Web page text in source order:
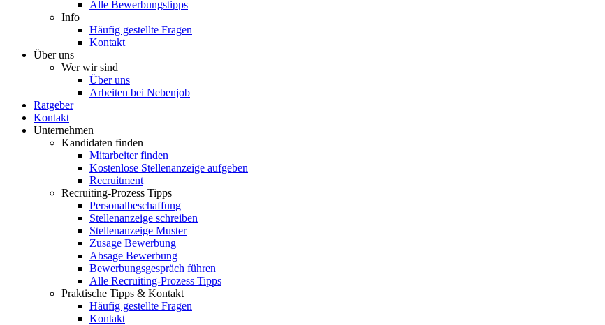
Alle Bewerbungstipps
Info
Häufig gestellte Fragen
Kontakt
Über uns
Wer wir sind
Über uns
Arbeiten bei Nebenjob
Ratgeber
Kontakt
Unternehmen
Kandidaten finden
Mitarbeiter finden
Kostenlose Stellenanzeige aufgeben
Recruitment
Recruiting-Prozess Tipps
Personalbeschaffung
Stellenanzeige schreiben
Stellenanzeige Muster
Zusage Bewerbung
Absage Bewerbung
Bewerbungsgespräch führen
Alle Recruiting-Prozess Tipps
Praktische Tipps & Kontakt
Häufig gestellte Fragen
Kontakt